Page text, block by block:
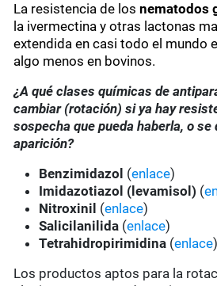
La resistencia de losnematodos
la ivermectina y otras lactonas
extendida en casi todo el mundo
algo menos en bovinos.
¿A qué clases químicas de
cambiar (rotación) si ya hay
sospecha que pueda haberla, o
aparición?
Benzimidazol (enlace)
Imidazotiazol (levamisol) (
Nitroxinil (enlace)
Salicilanilida (enlace)
Tetrahidropirimidina (enlace)
Los productos aptos para la